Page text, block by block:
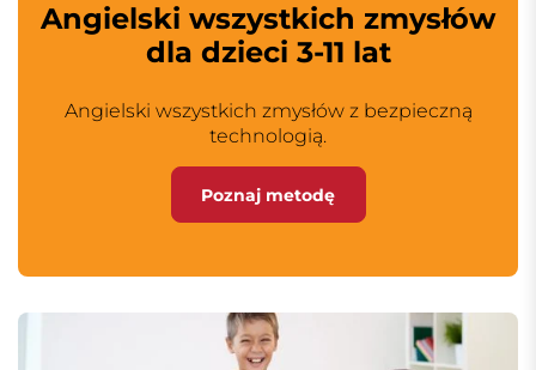
Angielski wszystkich zmysłów
dla dzieci 3-11 lat
Angielski wszystkich zmysłów z bezpieczną
technologią.
Poznaj metodę